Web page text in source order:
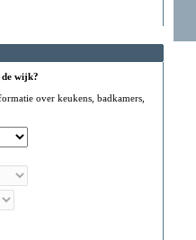
wijk?
over keukens, badkamers,